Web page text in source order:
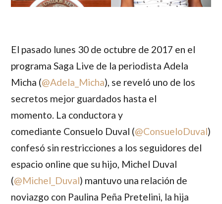
El pasado lunes 30 de octubre de 2017 en el
programa Saga Live de la periodistaAdela
Micha (@Adela_Micha), se reveló uno de los
secretos mejor guardados hasta el
momento. La conductora y
comediante Consuelo Duval (@ConsueloDuval)
confesó sin restricciones a los seguidores del
espacio online que su hijo, Michel Duval
(@Michel_Duval) mantuvo una relación de
noviazgo con Paulina Peña Pretelini, la hija